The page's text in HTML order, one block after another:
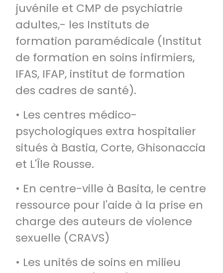
juvénile et CMP de psychiatrie
adultes,- les Instituts de
formation paramédicale (Institut
de formation en soins infirmiers,
IFAS, IFAP, institut de formation
des cadres de santé).
• Les centres médico-
psychologiques extra hospitalier
situés à Bastia, Corte, Ghisonaccia
et L'Île Rousse.
• En centre-ville à Basita, le centre
ressource pour l'aide à la prise en
charge des auteurs de violence
sexuelle (CRAVS)
• Les unités de soins en milieu